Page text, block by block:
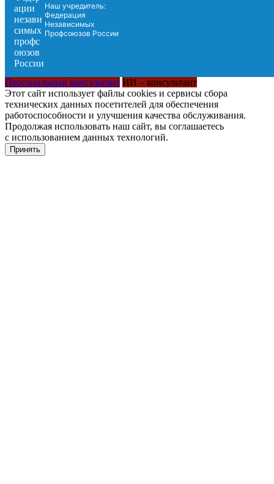
Наш учредитель:
Федерация
Независимых
Профсоюзов России
Персональный консультант ИИ – консультант
Этот сайт использует файлы cookies и сервисы сбора
технических данных посетителей для обеспечения
работоспособности и улучшения качества обслуживания.
Продолжая использовать наш сайт, вы соглашаетесь
с использованием данных технологий.
Принять